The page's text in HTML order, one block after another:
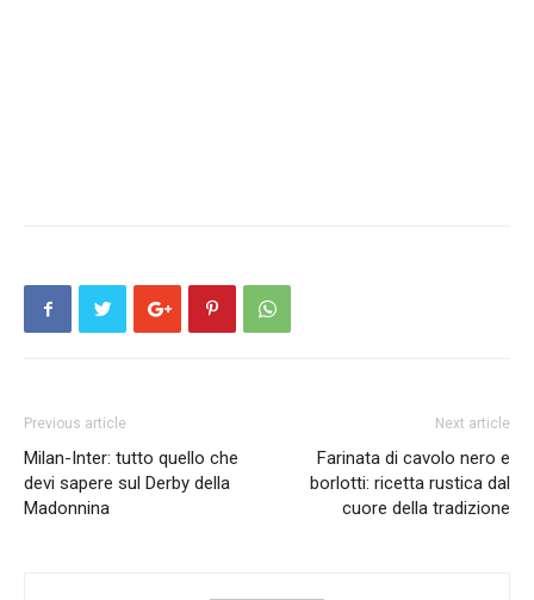
Previous article
Milan-Inter: tutto quello che
devi sapere sul Derby della
Madonnina
Next article
Farinata di cavolo nero e
borlotti: ricetta rustica dal
cuore della tradizione